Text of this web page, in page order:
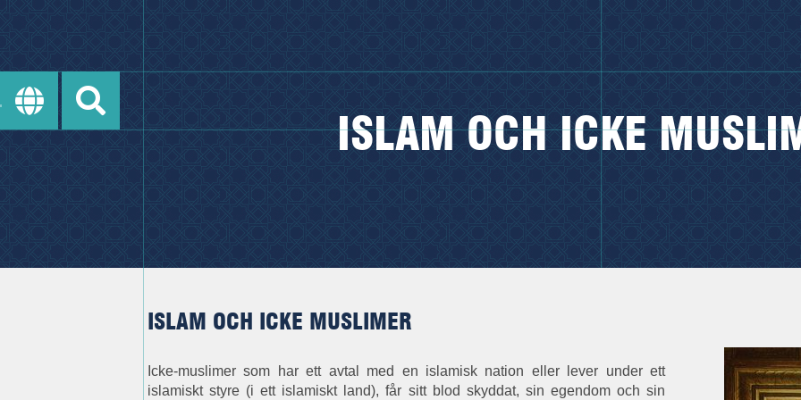
ISLAM OCH ICKE
ISLAM OCH ICKE MUSLIMER
Icke-muslimer som har ett avtal med en islamisk nation eller lever under ett
islamiskt styre (i ett islamiskt land), får sitt blod skyddat, sin egendom och sin